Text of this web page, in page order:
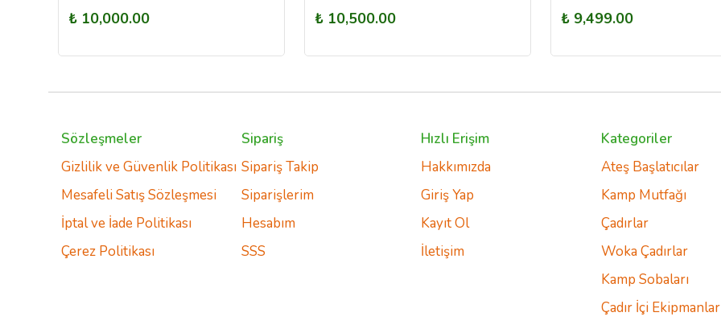
₺ 10,000.00 ₺ 10,500.00 ₺ 9,499.00
Sözleşmeler
Gizlilik ve Güvenlik Politikası
Mesafeli Satış Sözleşmesi
İptal ve İade Politikası
Çerez Politikası
Sipariş
Sipariş Takip
Siparişlerim
Hesabım
SSS
Hızlı Erişim
Hakkımızda
Giriş Yap
Kayıt Ol
İletişim
Kategoriler
Ateş Başlatıcılar
Kamp Mutfağı
Çadırlar
Woka Çadırlar
Kamp Sobaları
Çadır İçi Ekipmanlar